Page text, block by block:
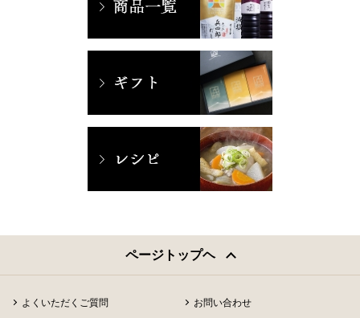
ページトップヘ
よくいただくご質問 お問い合わせ